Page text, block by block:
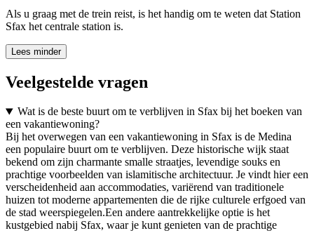
Als u graag met de trein reist, is het handig om te weten dat Station
Sfax het centrale station is.
Lees minder
Veelgestelde vragen
Wat is de beste buurt om te verblijven in Sfax bij het boeken van
een vakantiewoning?
Bij het overwegen van een vakantiewoning in Sfax is de Medina
een populaire buurt om te verblijven. Deze historische wijk staat
bekend om zijn charmante smalle straatjes, levendige souks en
prachtige voorbeelden van islamitische architectuur. Je vindt hier een
verscheidenheid aan accommodaties, variërend van traditionele
huizen tot moderne appartementen die de rijke culturele erfgoed van
de stad weerspiegelen.Een andere aantrekkelijke optie is het
kustgebied nabij Sfax, waar je kunt genieten van de prachtige